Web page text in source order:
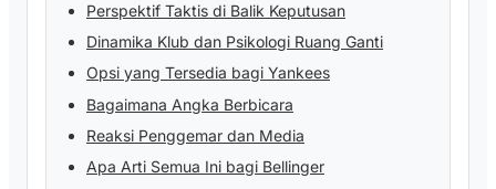
Perspektif Taktis di Balik Keputusan
Dinamika Klub dan Psikologi Ruang Ganti
Opsi yang Tersedia bagi Yankees
Bagaimana Angka Berbicara
Reaksi Penggemar dan Media
Apa Arti Semua Ini bagi Bellinger